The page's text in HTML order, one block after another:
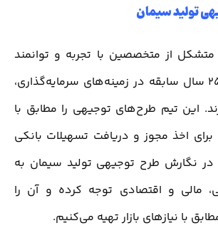
تولید سیمان
از متخصصین با تجربه و توانمند
است که بیش از 25 سال سابقه در زمینه‌های سرمایه‌گذاری،
این تیم طرح‌های توجیهی را مطابق با
برای اخذ مجوز و دریافت تسهیلات بانکی
نگارش طرح توجیهی تولید سیمان به
مالی و اقتصادی توجه کرده و آن را
با نیازهای بازار تهیه می‌کنیم.